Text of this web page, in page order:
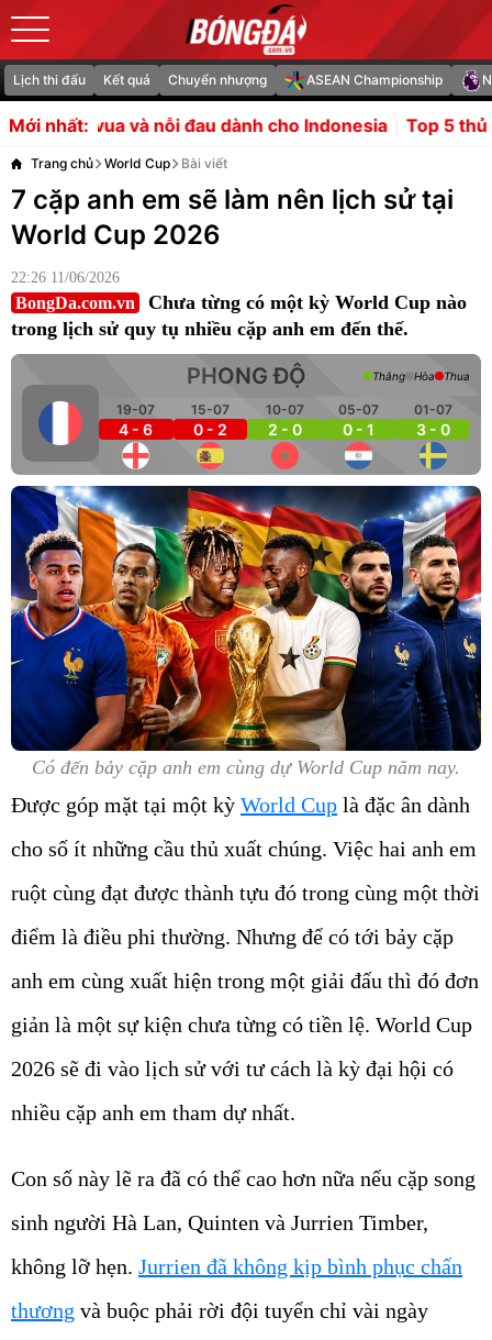
Lịch thi đấu Kết quả Chuyển nhượng ASEAN Championship
Mới nhất:
đau dành cho Indonesia Top 5 thủ môn đắt giá nhất
Trang chủ World Cup Bài viết
7 cặp anh em sẽ làm nên lịch sử tại
World Cup 2026
22:26 11/06/2026
BongDa.com.vn
Chưa từng có một kỳ World Cup nào
trong lịch sử quy tụ nhiều cặp anh em đến thế.
PHONG ĐỘ
19-07
4 - 6
15-07
0 - 2
10-07
2 - 0
05-07
0 - 1
01-07
3 - 0
Thắng Hòa Thua
Có đến bảy cặp anh em cùng dự World Cup năm nay.
Được góp mặt tại một kỳ World Cup là đặc ân dành
cho số ít những cầu thủ xuất chúng. Việc hai anh em
ruột cùng đạt được thành tựu đó trong cùng một thời
điểm là điều phi thường. Nhưng để có tới bảy cặp
anh em cùng xuất hiện trong một giải đấu thì đó đơn
giản là một sự kiện chưa từng có tiền lệ. World Cup
2026 sẽ đi vào lịch sử với tư cách là kỳ đại hội có
nhiều cặp anh em tham dự nhất.
Con số này lẽ ra đã có thể cao hơn nữa nếu cặp song
sinh người Hà Lan, Quinten và Jurrien Timber,
không lỡ hẹn. Jurrien đã không kịp bình phục chấn
thương và buộc phải rời đội tuyển chỉ vài ngày